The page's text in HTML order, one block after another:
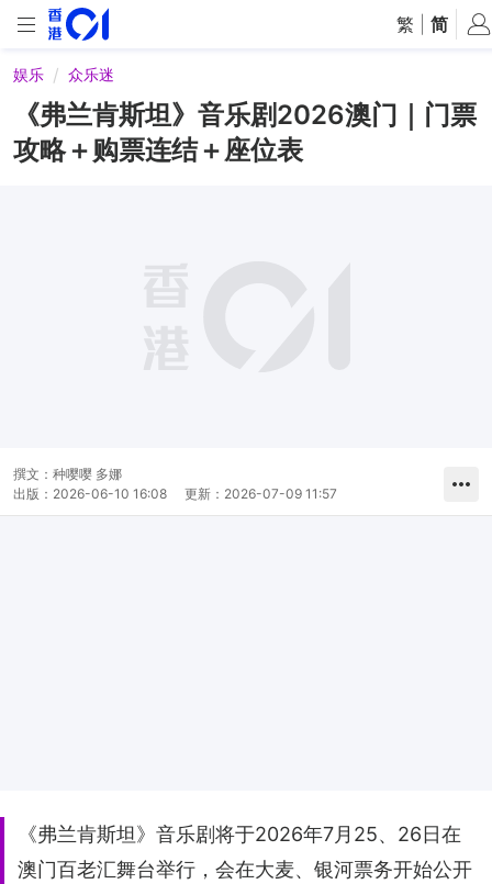
繁 简
娱乐 众乐迷
《弗兰肯斯坦》音乐剧2026澳门｜门票
攻略＋购票连结＋座位表
撰文： 种嘤嘤 多娜
出版： 2026-06-10 16:08 更新： 2026-07-09 11:57
《弗兰肯斯坦》音乐剧将于2026年7月25、26日在
澳门百老汇舞台举行，会在大麦、银河票务开始公开